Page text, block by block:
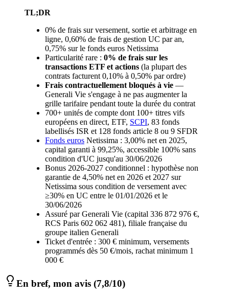
TL;DR
0% de frais sur versement, sortie et arbitrage en
ligne, 0,60% de frais de gestion UC par an,
0,75% sur le fonds euros Netissima
Particularité rare : 0% de frais sur les
transactions ETF et actions (la plupart des
contrats facturent 0,10% à 0,50% par ordre)
Frais contractuellement bloqués à vie —
Generali Vie s'engage à ne pas augmenter la
grille tarifaire pendant toute la durée du contrat
700+ unités de compte dont 100+ titres vifs
européens en direct, ETF, SCPI, 83 fonds
labellisés ISR et 128 fonds article 8 ou 9 SFDR
Fonds euros Netissima : 3,00% net en 2025,
capital garanti à 99,25%, accessible 100% sans
condition d'UC jusqu'au 30/06/2026
Bonus 2026-2027 conditionnel : hypothèse non
garantie de 4,50% net en 2026 et 2027 sur
Netissima sous condition de versement avec
≥30% en UC entre le 01/01/2026 et le
30/06/2026
Assuré par Generali Vie (capital 336 872 976 €,
RCS Paris 602 062 481), filiale française du
groupe italien Generali
Ticket d'entrée : 300 € minimum, versements
programmés dès 50 €/mois, rachat minimum 1
000 €
En bref, mon avis (7,8/10)